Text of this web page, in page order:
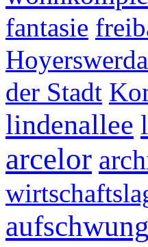
fantasie
Hoyerswerda
der Stadt
lindenallee
arcelor
aufschwung